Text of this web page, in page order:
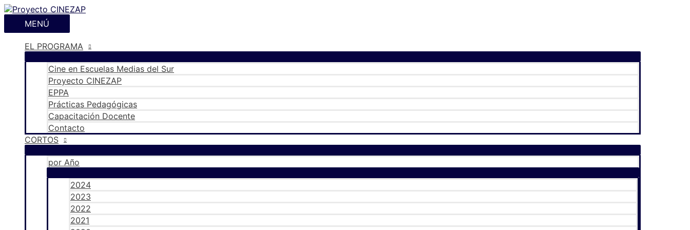
Ir
contenido
MENÚ
MENÚ
EL PROGRAMA
Cine en Escuelas Medias del Sur
Proyecto CINEZAP
EPPA
Prácticas Pedagógicas
Capacitación Docente
Contacto
CORTOS
por Año
2024
2023
2022
2021